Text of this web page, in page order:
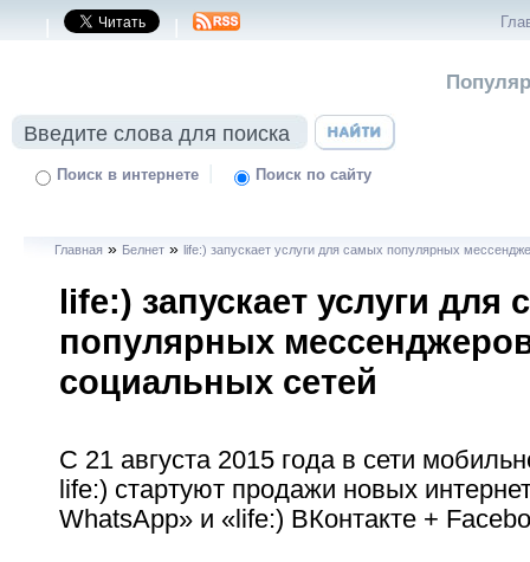
| |
Поиск в интернете | Поиск по сайту
Главная » Белнет »life:) запускает услуги для самых популярных
life:) запускает услуги для
популярных
социальных сетей
С 21 августа 2015 года в сети
life:) стартуют продажи новых
WhatsApp» и «life:) ВКонтакте +